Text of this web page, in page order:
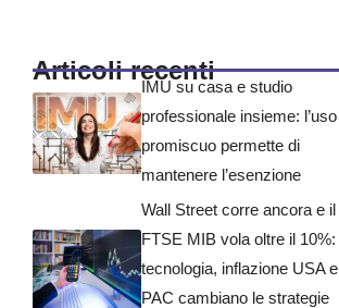
Articoli recenti
IMU su casa e studio
professionale insieme: l’uso
promiscuo permette di
mantenere l’esenzione
Wall Street corre ancora e il
FTSE MIB vola oltre il 10%:
tecnologia, inflazione USA e
PAC cambiano le strategie